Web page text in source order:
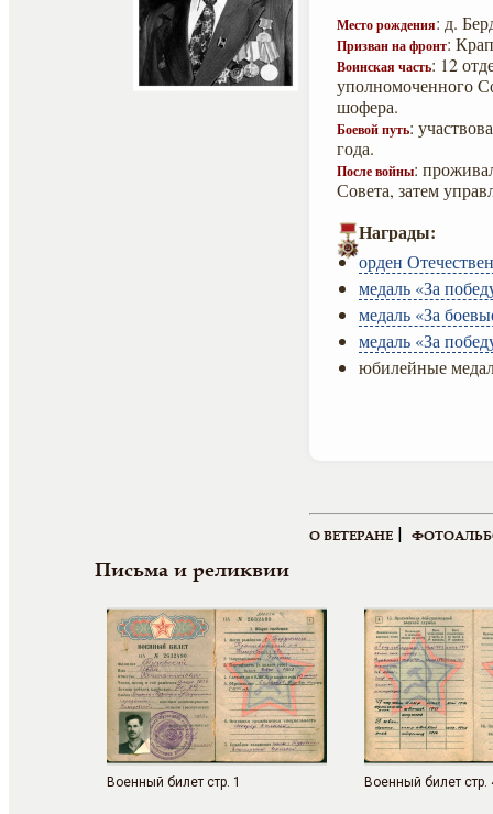
Место рождения: д.
Призван на фронт:
Воинская часть: 12
уполномоченного
шофера.
Боевой путь:
года.
После войны:
Совета, затем
Награды:
орден
медаль «За
медаль «За
медаль «За
юбилейные
О ВЕТЕРАНЕ |
Письма и реликвии
Военный билет стр. 1 Военный билет стр.